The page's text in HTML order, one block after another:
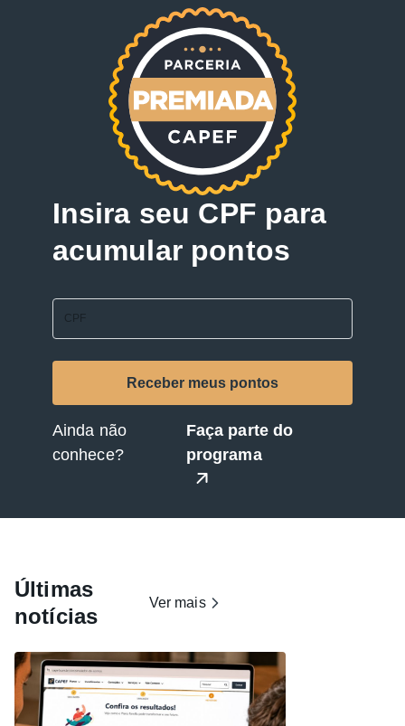
Insira seu CPF para
acumular pontos
Ainda não
conhece?
Faça parte do
programa
Últimas
notícias
Ver mais